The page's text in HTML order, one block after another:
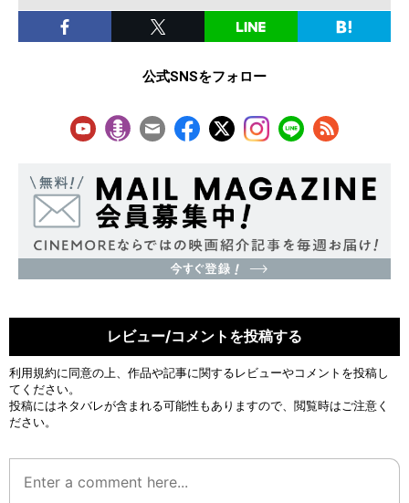
公式SNSをフォロー
レビュー/コメントを投稿する
利用規約に同意の上、作品や記事に関するレビューやコメントを投稿し
てください。
投稿にはネタバレが含まれる可能性もありますので、閲覧時はご注意く
ださい。